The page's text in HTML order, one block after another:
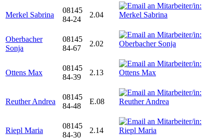
Merkel Sabrina
08145
84-24
2.04
Oberbacher
Sonja
08145
84-67
2.02
Ottens Max
08145
84-39
2.13
Reuther Andrea
08145
84-48
E.08
Riepl Maria
08145
84-30
2.14